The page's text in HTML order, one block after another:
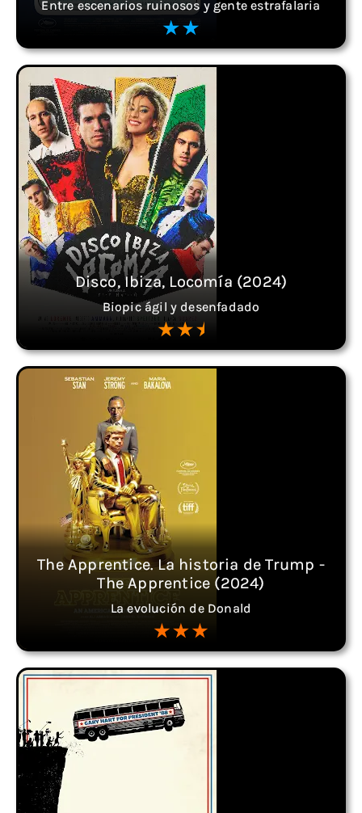
Entre escenarios ruinosos y gente estrafalaria
Disco, Ibiza, Locomía (2024)
Biopic ágil y desenfadado
The Apprentice. La historia de Trump -
The Apprentice (2024)
La evolución de Donald